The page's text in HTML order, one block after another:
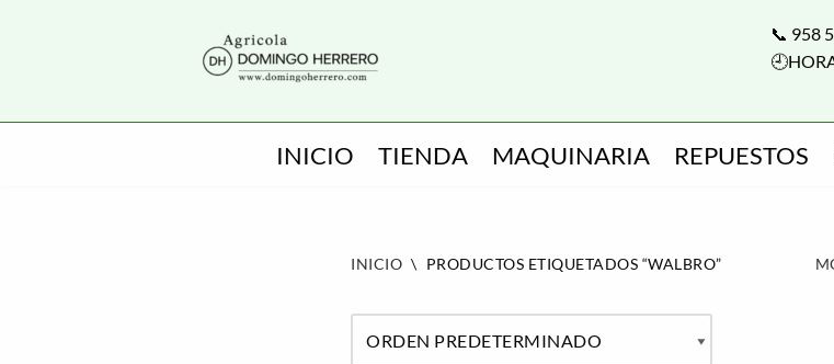
📞 958
INICIO TIENDA MAQUINARIA REPUESTOS
INICIO \ PRODUCTOS ETIQUETADOS “WALBRO”